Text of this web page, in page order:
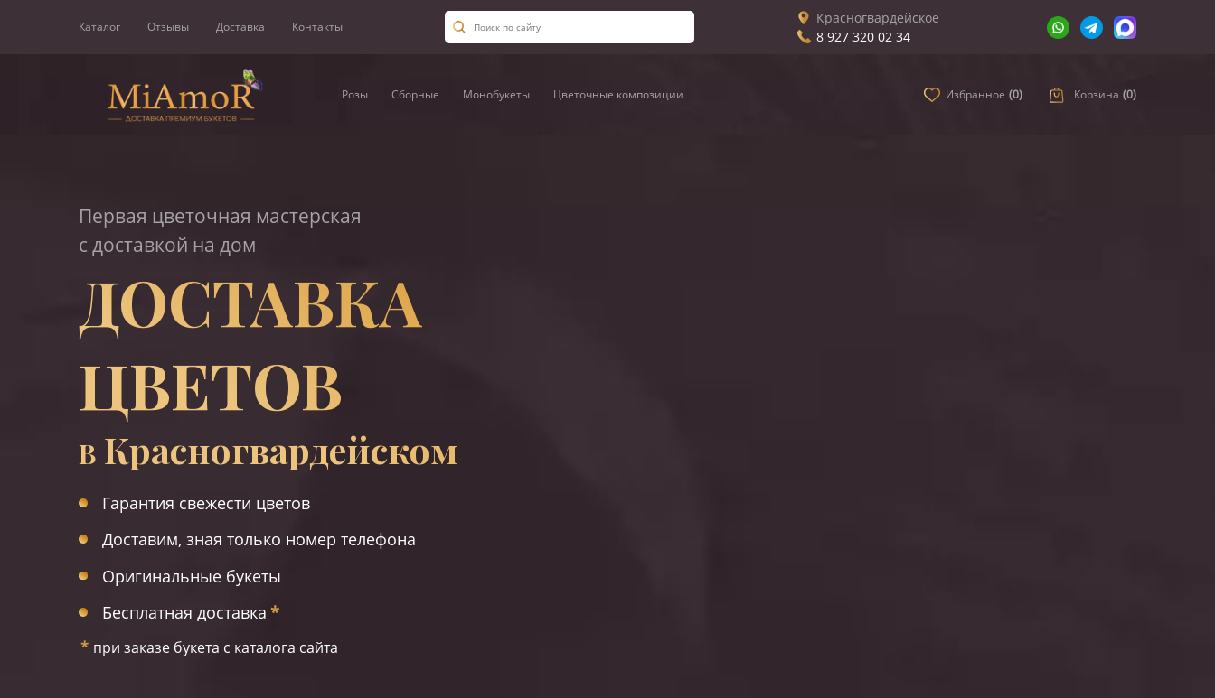
Каталог Отзывы Доставка Контакты
Красногвардейское
8 927 320 02 34
Розы Сборные Монобукеты Цветочные композиции Избранное (0) Корзина (0)
Первая цветочная мастерская
с доставкой на дом
ДОСТАВКА
ЦВЕТОВ
В Красногвардейском
Гарантия свежести цветов
Доставим, зная только номер телефона
Оригинальные букеты
Бесплатная доставка *
* при заказе букета с каталога сайта